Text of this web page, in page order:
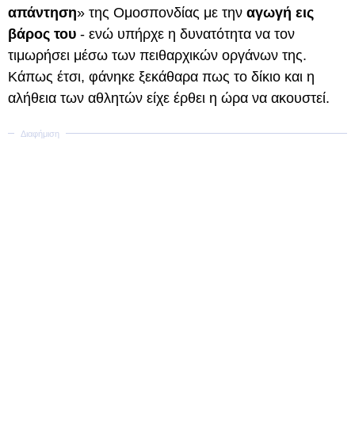
απάντηση» της Ομοσπονδίας με την αγωγή εις
βάρος του - ενώ υπήρχε η δυνατότητα να τον
τιμωρήσει μέσω των πειθαρχικών οργάνων της.
Κάπως έτσι, φάνηκε ξεκάθαρα πως το δίκιο και η
αλήθεια των αθλητών είχε έρθει η ώρα να ακουστεί.